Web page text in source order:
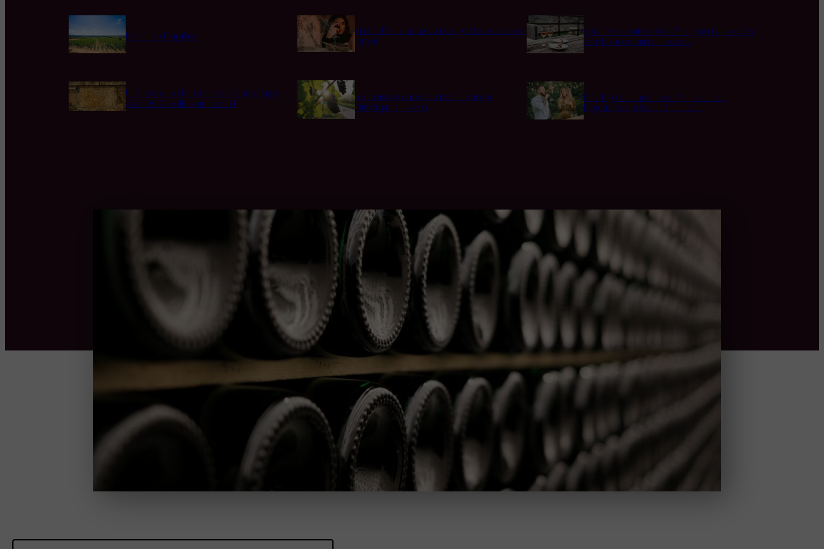
Domaine d’Aupilhac
Une bouteille de Romanée-Conti adjugée
558.000 dollars, un record
Vin & CBD : Le nouveau mariage des sens et du
terroir
Les conséquences du réchauffement
climatique sur le vin
Quel rosé boire cet été ? Le grand guide des
5 styles, moments et accords
L’Horloge Champenoise : Apprendre à
Déguster les Bulles au Fil du Jour